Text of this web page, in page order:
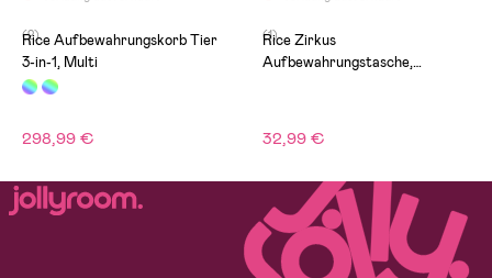
(2)
Rice Aufbewahrungskorb Tier
3-in-1, Multi
298,99 €
(1)
Rice Zirkus
Aufbewahrungstasche,
32,99 €